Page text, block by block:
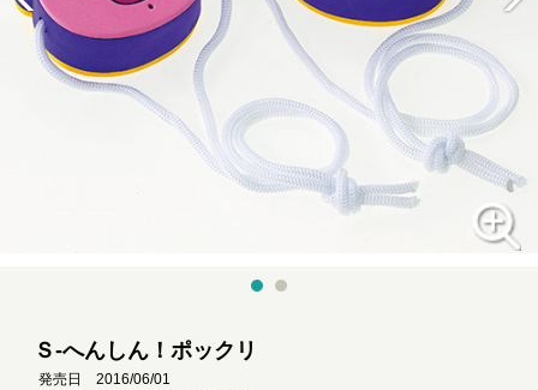
Ｓ-へんしん！ポックリ
発売日 2016/06/01